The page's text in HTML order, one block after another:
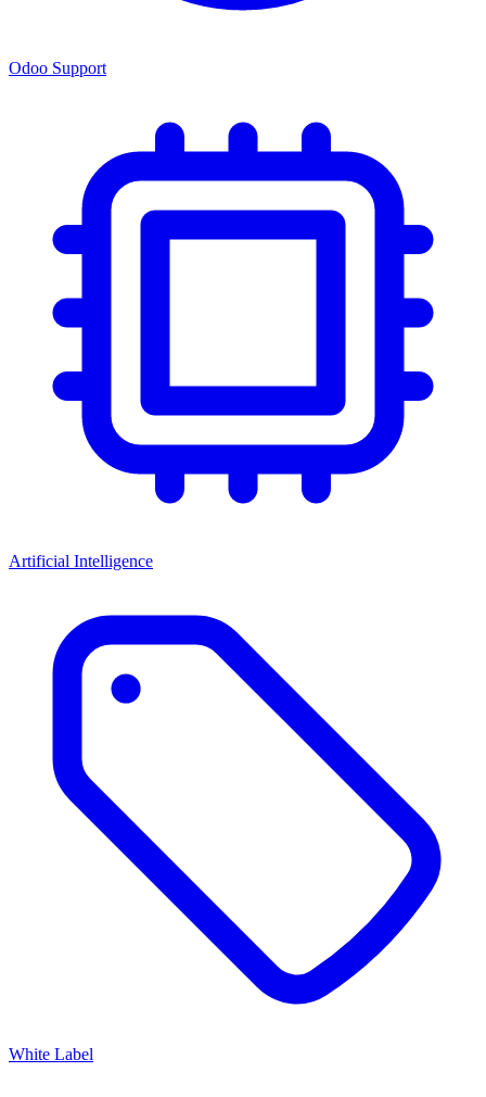
Odoo Support
Artificial Intelligence
White Label